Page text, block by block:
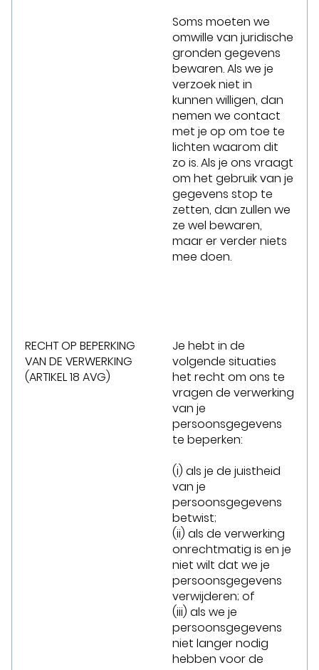
Soms moeten we
omwille van juridische
gronden gegevens
bewaren. Als we je
verzoek niet in
kunnen willigen, dan
nemen we contact
met je op om toe te
lichten waarom dit
zo is. Als je ons vraagt
om het gebruik van je
gegevens stop te
zetten, dan zullen we
ze wel bewaren,
maar er verder niets
mee doen.
RECHT OP BEPERKING
VAN DE VERWERKING
(ARTIKEL 18 AVG)
Je hebt in de
volgende situaties
het recht om ons te
vragen de verwerking
van je
persoonsgegevens
te beperken:
(i) als je de juistheid
van je
persoonsgegevens
betwist;
(ii) als de verwerking
onrechtmatig is en je
niet wilt dat we je
persoonsgegevens
verwijderen; of
(iii) als we je
persoonsgegevens
niet langer nodig
hebben voor de